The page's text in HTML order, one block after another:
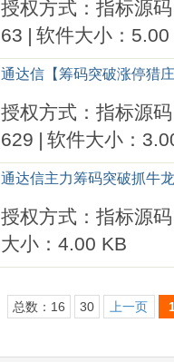
授权方式：指标源码
63 | 软件大小：5.00
通达信【筹码突破涨停猎
授权方式：指标源码
629 | 软件大小：
通达信主力筹码突破抓牛
授权方式：指标源码
大小：4.00 KB
总数：16 30 上一页